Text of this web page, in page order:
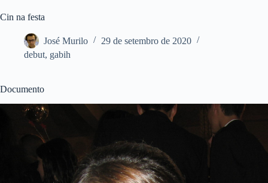
Cin na festa
José Murilo
29 de setembro de 2020
debut, gabih
Documento